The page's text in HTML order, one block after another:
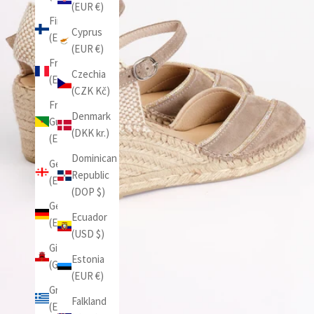
Finland
(EUR €)
France
(EUR €)
French
Guiana
(EUR €)
Georgia
(EUR €)
Germany
(EUR €)
Gibraltar
(GBP £)
Greece
(EUR €)
(EUR €)
Cyprus
(EUR €)
Czechia
(CZK Kč)
Denmark
(DKK kr.)
Dominican
Republic
(DOP $)
Ecuador
(USD $)
Estonia
(EUR €)
Falkland